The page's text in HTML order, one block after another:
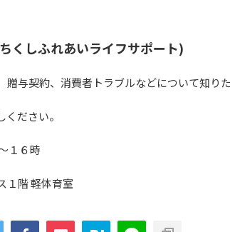
くしふれあいライフサポート)
与契約、消費者トラブルなどについて知り
ださい。
１６時
１階 軽体育室